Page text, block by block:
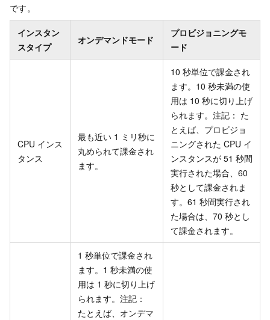
です。
インスタン
スタイプ
オンデマンドモード
プロビジョニングモ
ード
CPU インス
タンス
最も近い 1 ミリ秒に
丸められて課金され
ます。
10 秒単位で課金され
ます。10 秒未満の使
用は 10 秒に切り上げ
られます。注記： た
とえば、プロビジョ
ニングされた CPU イ
ンスタンスが 51 秒間
実行された場合、60
秒として課金されま
す。61 秒間実行され
た場合は、70 秒とし
て課金されます。
1 秒単位で課金され
ます。1 秒未満の使
用は 1 秒に切り上げ
られます。注記：
たとえば、オンデマ